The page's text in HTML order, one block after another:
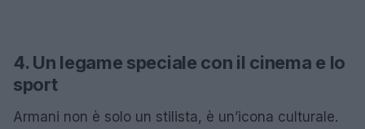
4. Un legame speciale con il cinema e lo
sport
Armani non è solo un stilista, è un’icona culturale.